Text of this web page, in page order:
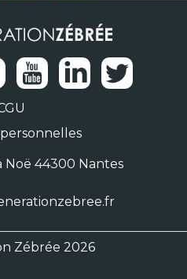
Noë 44300 Nantes
Zébrée 2026